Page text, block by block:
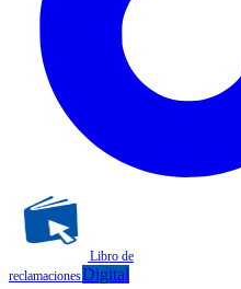
Libro de
reclamacionesDigital